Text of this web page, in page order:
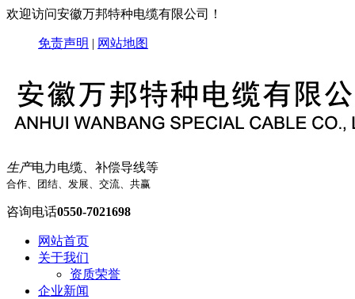
欢迎访问安徽万邦特种电缆有限公司！
免责声明 | 网站地图
生产电力电缆、补偿导线等
合作、团结、发展、交流、共赢
咨询电话0550-7021698
网站首页
关于我们
资质荣誉
企业新闻